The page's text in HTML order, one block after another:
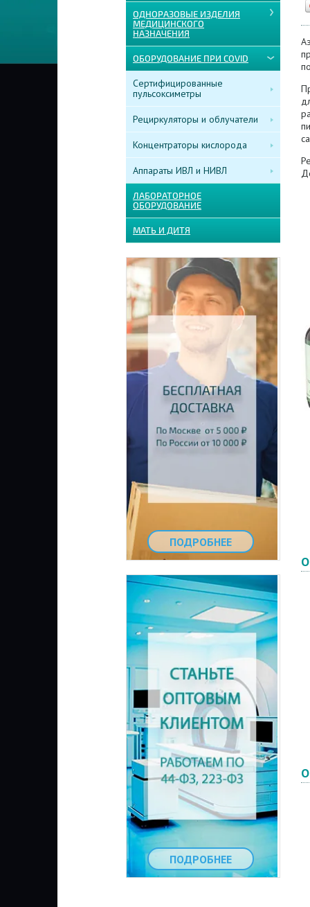
ОДНОРАЗОВЫЕ ИЗДЕЛИЯ
МЕДИЦИНСКОГО
НАЗНАЧЕНИЯ
ОБОРУДОВАНИЕ ПРИ COVID
Сертифицированные
пульсоксиметры
Рециркуляторы и облучатели
Концентраторы кислорода
Аппараты ИВЛ и НИВЛ
ЛАБОРАТОРНОЕ
ОБОРУДОВАНИЕ
МАТЬ И ДИТЯ
ПОДРОБНЕЕ
ПОДРОБНЕЕ